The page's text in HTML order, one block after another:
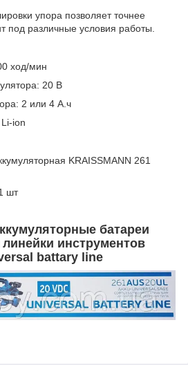
упора позволяет точнее
под различные условия работы.
ход/мин
20 В
2 или 4 А.ч
ion
KRAISSMANN 261
шт
батареи
инструментов
battary line